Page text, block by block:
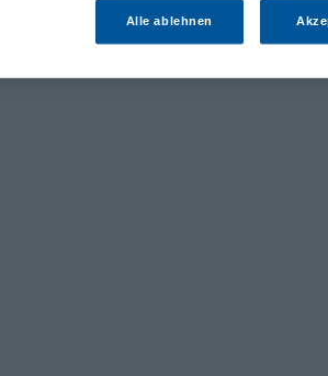
Alle ablehnen